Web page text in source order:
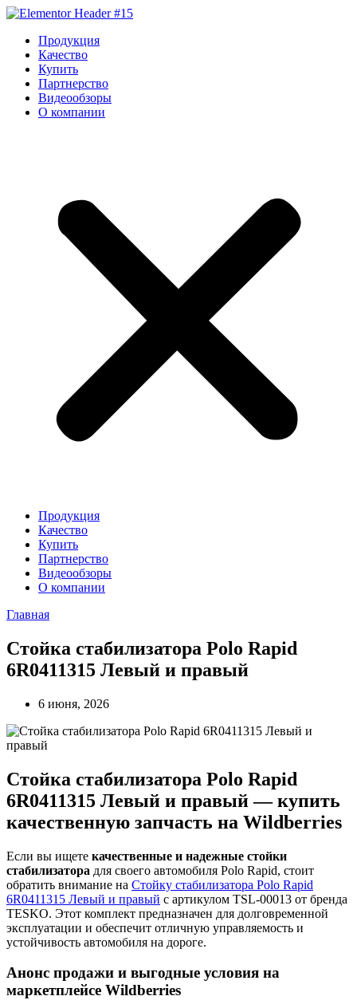
Перейти
содержимому
Продукция
Качество
Купить
Партнерство
Видеообзоры
О компании
Продукция
Качество
Купить
Партнерство
Видеообзоры
О компании
Главная
Стойка стабилизатора Polo Rapid
6R0411315 Левый и правый
6 июня, 2026
Стойка стабилизатора Polo Rapid
6R0411315 Левый и правый — купить
качественную запчасть на Wildberries
Если вы ищете качественные и надежные стойки
стабилизатора для своего автомобиля Polo Rapid, стоит
обратить внимание на Стойку стабилизатора Polo Rapid
6R0411315 Левый и правый с артикулом TSL-00013 от бренда
TESKO. Этот комплект предназначен для долговременной
эксплуатации и обеспечит отличную управляемость и
устойчивость автомобиля на дороге.
Анонс продажи и выгодные условия на
маркетплейсе Wildberries